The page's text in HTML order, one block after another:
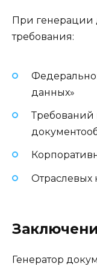
При генерации
требования:
данных»
Требований
Отраслевых
Генератор